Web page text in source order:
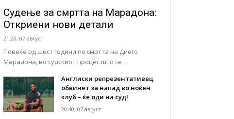
Судење за смртта на Марадона:
Откриени нови детали
21:20, 07 август
Повеќе од шест години по смртта на Диего
Марадона, во судскиот процес што се …
Англиски репрезентативец
обвинет за напад во ноќен
клуб – ќе оди на суд!
20:40, 07 август